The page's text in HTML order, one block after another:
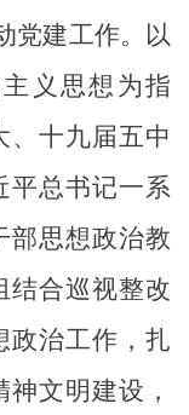
建工作。
以
义思想为指
、十九届五中
平总书记一系
部思想政治教
结合巡视整改
政治工作，扎
文明建设，